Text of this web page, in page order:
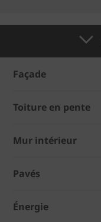
Façade
Toiture en pente
Mur intérieur
Pavés
Énergie